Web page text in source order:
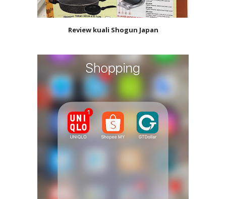
Review kuali Shogun Japan